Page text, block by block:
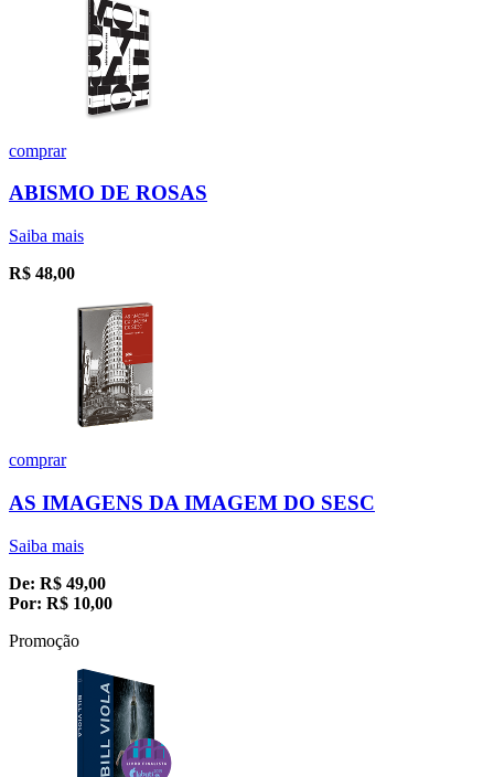
comprar
ABISMO DE ROSAS
Saiba mais
R$ 48,00
comprar
AS IMAGENS DA IMAGEM DO SESC
Saiba mais
De: R$ 49,00
Por: R$ 10,00
Promoção